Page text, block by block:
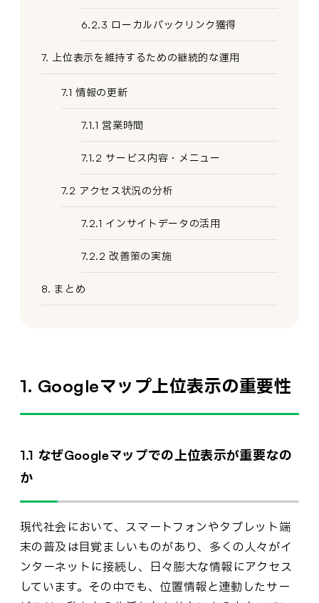
6.2.3 ローカルバックリンク獲得
7. 上位表示を維持するための継続的な運用
7.1 情報の更新
7.1.1 営業時間
7.1.2 サービス内容・メニュー
7.2 アクセス状況の分析
7.2.1 インサイトデータの活用
7.2.2 改善策の実施
8. まとめ
1. Googleマップ上位表示の重要性
1.1 なぜGoogleマップでの上位表示が重要なの
か
現代社会において、スマートフォンやタブレット端
末の普及は目覚ましいものがあり、多くの人々がイ
ンターネットに接続し、日々膨大な情報にアクセス
しています。その中でも、位置情報と連動したサー